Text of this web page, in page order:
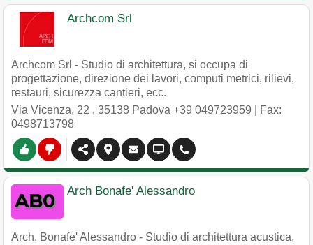
Archcom Srl
Archcom Srl - Studio di architettura, si occupa di
progettazione, direzione dei lavori, computi metrici, rilievi,
restauri, sicurezza cantieri, ecc.
Via Vicenza, 22 , 35138 Padova +39 049723959 | Fax:
0498713798
Arch Bonafe' Alessandro
Arch. Bonafe' Alessandro - Studio di architettura acustica,